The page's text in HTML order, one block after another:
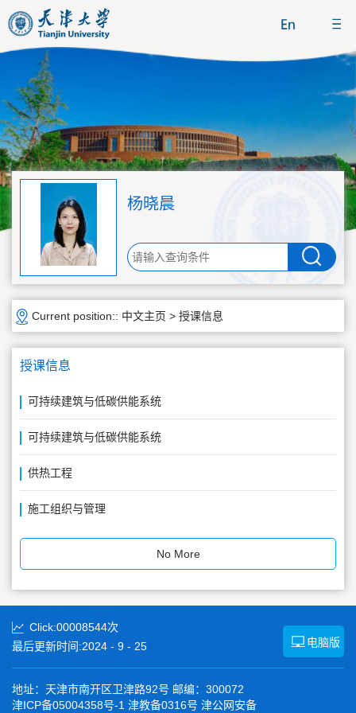
杨晓晨
Current position:: 中文主页 > 授课信息
授课信息
可持续建筑与低碳供能系统
可持续建筑与低碳供能系统
供热工程
施工组织与管理
No More
Click:00008544次
最后更新时间:2024 - 9 - 25 电脑版
地址：天津市南开区卫津路92号 邮编：300072
津ICP备05004358号-1 津教备0316号 津公网安备